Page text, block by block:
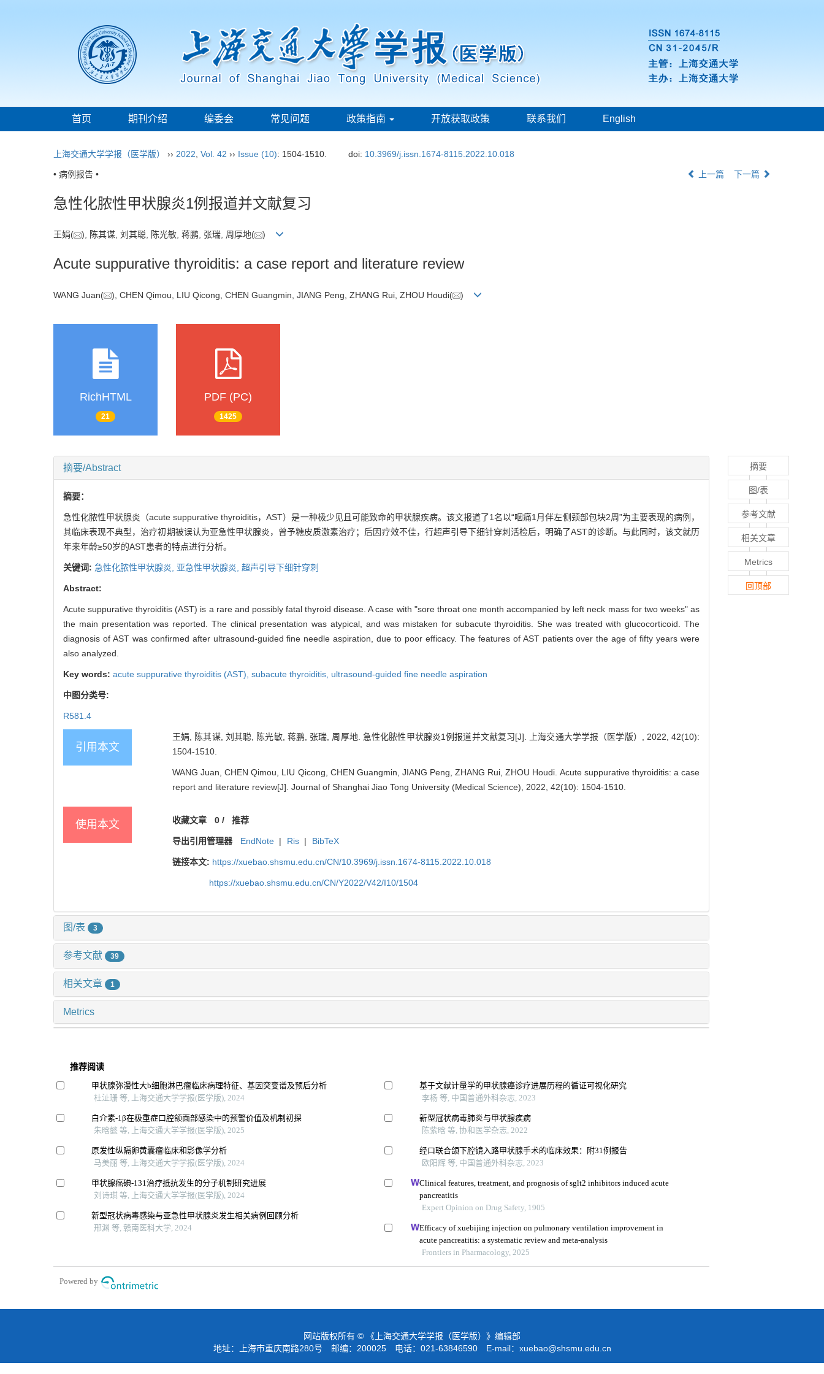
首页 期刊介绍 编委会 常见问题 政策指南 开放获取政策 联系我们 English
上海交通大学学报（医学版） ›› 2022 Vol. 42 ›› Issue (10): 1504-1510. doi: 10.3969/j.issn.1674-8115.2022.10.018
• 病例报告 • 上一篇 下一篇
急性化脓性甲状腺炎1例报道并文献复习
王娟( ), 陈其谋, 刘其聪, 陈光敏, 蒋鹏, 张瑞, 周厚地( )
Acute suppurative thyroiditis: a case report and literature review
WANG Juan( ), CHEN Qimou, LIU Qicong, CHEN Guangmin, JIANG Peng, ZHANG Rui, ZHOU Houdi( )
RichHTML
21
PDF (PC)
1425
摘要/Abstract
摘要：
急性化脓性甲状腺炎（acute suppurative thyroiditis，AST）是一种极少见且可能致命的甲状腺疾病。该文报道了1名以“咽痛1月伴左侧颈部包块2周”为主要表现的病例，
其临床表现不典型，治疗初期被误认为亚急性甲状腺炎，曾予糖皮质激素治疗；后因疗效不佳，行超声引导下细针穿刺活检后，明确了AST的诊断。与此同时，该文就历
年来年龄≥50岁的AST患者的特点进行分析。
关键词: 急性化脓性甲状腺炎, 亚急性甲状腺炎, 超声引导下细针穿刺
Abstract:
Acute suppurative thyroiditis (AST) is a rare and possibly fatal thyroid disease. A case with "sore throat one month accompanied by left neck mass for two weeks" as
the main presentation was reported. The clinical presentation was atypical, and was mistaken for subacute thyroiditis. She was treated with glucocorticoid. The
diagnosis of AST was confirmed after ultrasound-guided fine needle aspiration, due to poor efficacy. The features of AST patients over the age of fifty years were
also analyzed.
Key words: acute suppurative thyroiditis (AST), subacute thyroiditis, ultrasound-guided fine needle aspiration
中图分类号:
R581.4
引用本文
王娟, 陈其谋, 刘其聪, 陈光敏, 蒋鹏, 张瑞, 周厚地. 急性化脓性甲状腺炎1例报道并文献复习[J]. 上海交通大学学报（医学版）, 2022, 42(10):
1504-1510.
WANG Juan, CHEN Qimou, LIU Qicong, CHEN Guangmin, JIANG Peng, ZHANG Rui, ZHOU Houdi. Acute suppurative thyroiditis: a case
report and literature review[J]. Journal of Shanghai Jiao Tong University (Medical Science), 2022, 42(10): 1504-1510.
使用本文 收藏文章 0/ 推荐
导出引用管理器 EndNote | Ris | BibTeX
链接本文: https://xuebao.shsmu.edu.cn/CN/10.3969/j.issn.1674-8115.2022.10.018
https://xuebao.shsmu.edu.cn/CN/Y2022/V42/I10/1504
图/表 3
参考文献 39
相关文章 1
Metrics
推荐阅读
甲状腺弥漫性大b细胞淋巴瘤临床病理特征、基因突变谱及预后分析
杜沚珊 等, 上海交通大学学报(医学版), 2024
白介素-1β在极重症口腔颌面部感染中的预警价值及机制初探
朱晗懿 等, 上海交通大学学报(医学版), 2025
原发性纵隔卵黄囊瘤临床和影像学分析
马美丽 等, 上海交通大学学报(医学版), 2024
甲状腺癌碘-131治疗抵抗发生的分子机制研究进展
刘诗琪 等, 上海交通大学学报(医学版), 2024
新型冠状病毒感染与亚急性甲状腺炎发生相关病例回顾分析
邢渊 等, 赣南医科大学, 2024
基于文献计量学的甲状腺癌诊疗进展历程的循证可视化研究
李杨 等, 中国普通外科杂志, 2023
新型冠状病毒肺炎与甲状腺疾病
陈紫晗 等, 协和医学杂志, 2022
经口联合颌下腔镜入路甲状腺手术的临床效果：附31例报告
欧阳辉 等, 中国普通外科杂志, 2023
Clinical features, treatment, and prognosis of sglt2 inhibitors induced acute
pancreatitis
Expert Opinion on Drug Safety, 1905
Efficacy of xuebijing injection on pulmonary ventilation improvement in
acute pancreatitis: a systematic review and meta-analysis
Frontiers in Pharmacology, 2025
Powered by
摘要
图/表
参考文献
相关文章
Metrics
回顶部
网站版权所有 © 《上海交通大学学报（医学版）》编辑部
地址：上海市重庆南路280号 邮编：200025 电话：021-63846590 E-mail： xuebao@shsmu.edu.cn